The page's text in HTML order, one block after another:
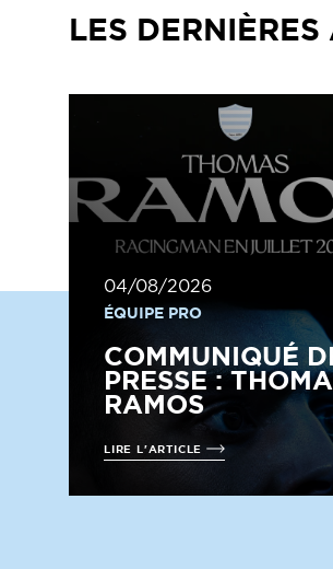
LES
04/08/2026
ÉQUIPE PRO
COMMUNIQUÉ
PRESSE :
RAMOS
LIRE L'ARTICLE